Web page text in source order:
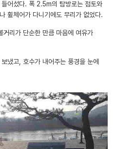
어섰다. 폭 2.5m의 탐방로는 점토와
휠체어가 다니기에도 무리가 없었다.
거리가 단순한 만큼 마음에 여유가
냈고, 호수가 내어주는 풍경을 눈에